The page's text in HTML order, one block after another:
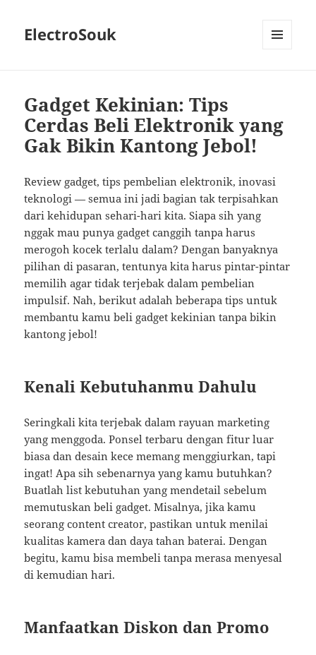
ElectroSouk
Gadget Kekinian: Tips
Cerdas Beli Elektronik yang
Gak Bikin Kantong Jebol!
Review gadget, tips pembelian elektronik, inovasi
teknologi — semua ini jadi bagian tak terpisahkan
dari kehidupan sehari-hari kita. Siapa sih yang
nggak mau punya gadget canggih tanpa harus
merogoh kocek terlalu dalam? Dengan banyaknya
pilihan di pasaran, tentunya kita harus pintar-pintar
memilih agar tidak terjebak dalam pembelian
impulsif. Nah, berikut adalah beberapa tips untuk
membantu kamu beli gadget kekinian tanpa bikin
kantong jebol!
Kenali Kebutuhanmu Dahulu
Seringkali kita terjebak dalam rayuan marketing
yang menggoda. Ponsel terbaru dengan fitur luar
biasa dan desain kece memang menggiurkan, tapi
ingat! Apa sih sebenarnya yang kamu butuhkan?
Buatlah list kebutuhan yang mendetail sebelum
memutuskan beli gadget. Misalnya, jika kamu
seorang content creator, pastikan untuk menilai
kualitas kamera dan daya tahan baterai. Dengan
begitu, kamu bisa membeli tanpa merasa menyesal
di kemudian hari.
Manfaatkan Diskon dan Promo